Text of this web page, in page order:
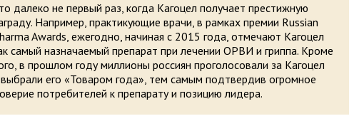
далеко не первый раз, когда Кагоцел получает престижную
Например, практикующие врачи, в рамках премии Russian
Awards, ежегодно, начиная с 2015 года, отмечают Кагоцел
самый назначаемый препарат при лечении ОРВИ и гриппа. Кроме
в прошлом году миллионы россиян проголосовали за Кагоцел
его «Товаром года», тем самым подтвердив огромное
потребителей к препарату и позицию лидера.